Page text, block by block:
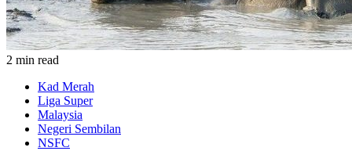
2 min read
Kad Merah
Liga Super
Malaysia
Negeri Sembilan
NSFC